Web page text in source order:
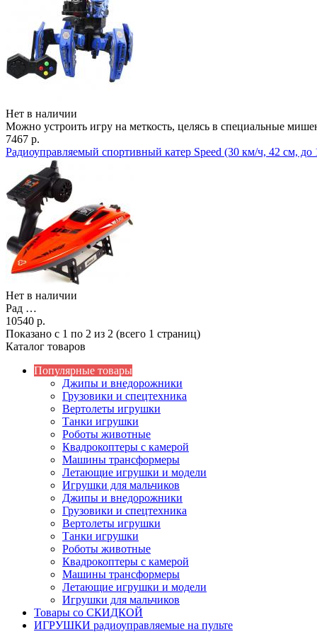
Нет в наличии
Можно устроить игру на меткость, целясь в специальные
7467 р.
Радиоуправляемый спортивный катер Speed (30 км/ч, 42 см, до
Нет в наличии
Рад …
10540 р.
Показано с 1 по 2 из 2 (всего 1 страниц)
Каталог товаров
Популярные товары
Джипы и внедорожники
Грузовики и спецтехника
Вертолеты игрушки
Танки игрушки
Роботы животные
Квадрокоптеры с камерой
Машины трансформеры
Летающие игрушки и модели
Игрушки для мальчиков
Джипы и внедорожники
Грузовики и спецтехника
Вертолеты игрушки
Танки игрушки
Роботы животные
Квадрокоптеры с камерой
Машины трансформеры
Летающие игрушки и модели
Игрушки для мальчиков
Товары со СКИДКОЙ
ИГРУШКИ радиоуправляемые на пульте